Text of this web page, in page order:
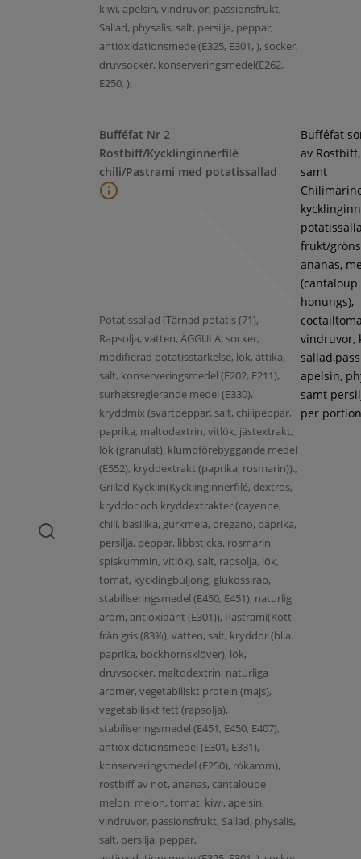
kiwi, apelsin, vindruvor, passionsfrukt,
Sallad, physalis, salt, persilja, peppar,
antioxidationsmedel(E325, E301, ), socker,
druvsocker, konserveringsmedel(E262,
E250, ),
Bufféfat Nr 2
Rostbiff/Kycklinginnerfilé
chili/Pastrami med potatissallad
Potatissallad (Tärnad potatis (71),
Rapsolja, vatten, ÄGGULA, socker,
modifierad potatisstärkelse, lök, ättika,
salt, konserveringsmedel (E202, E211),
surhetsreglerande medel (E330),
kryddmix (svartpeppar, salt, chilipeppar,
paprika, maltodextrin, vitlök, jästextrakt,
lök (granulat), klumpförebyggande medel
(E552), kryddextrakt (paprika, rosmarin)).,
Grillad Kycklin(Kycklinginnerfilé, dextros,
kryddor och kryddextrakter (cayenne,
chili, basilika, gurkmeja, oregano, paprika,
persilja, peppar, libbsticka, rosmarin,
spiskummin, vitlök), salt, rapsolja, lök,
tomat, kycklingbuljong, glukossirap,
stabiliseringsmedel (E450, E451), naturlig
arom, antioxidant (E301)), Pastrami(Kött
från gris (83%), vatten, salt, kryddor (bl.a.
paprika, bockhornsklöver), lök,
druvsocker, maltodextrin, naturliga
aromer, vegetabiliskt protein (majs),
vegetabiliskt fett (rapsolja),
stabiliseringsmedel (E451, E450, E407),
antioxidationsmedel (E301, E331),
konserveringsmedel (E250), rökarom),
rostbiff av nöt, ananas, cantaloupe
melon, melon, tomat, kiwi, apelsin,
vindruvor, passionsfrukt, Sallad, physalis,
salt, persilja, peppar,
Bufféfat
av
samt
frukt/
ananas,
(cantaloup
honungs),
vindruvor,
apelsin,
samt
per